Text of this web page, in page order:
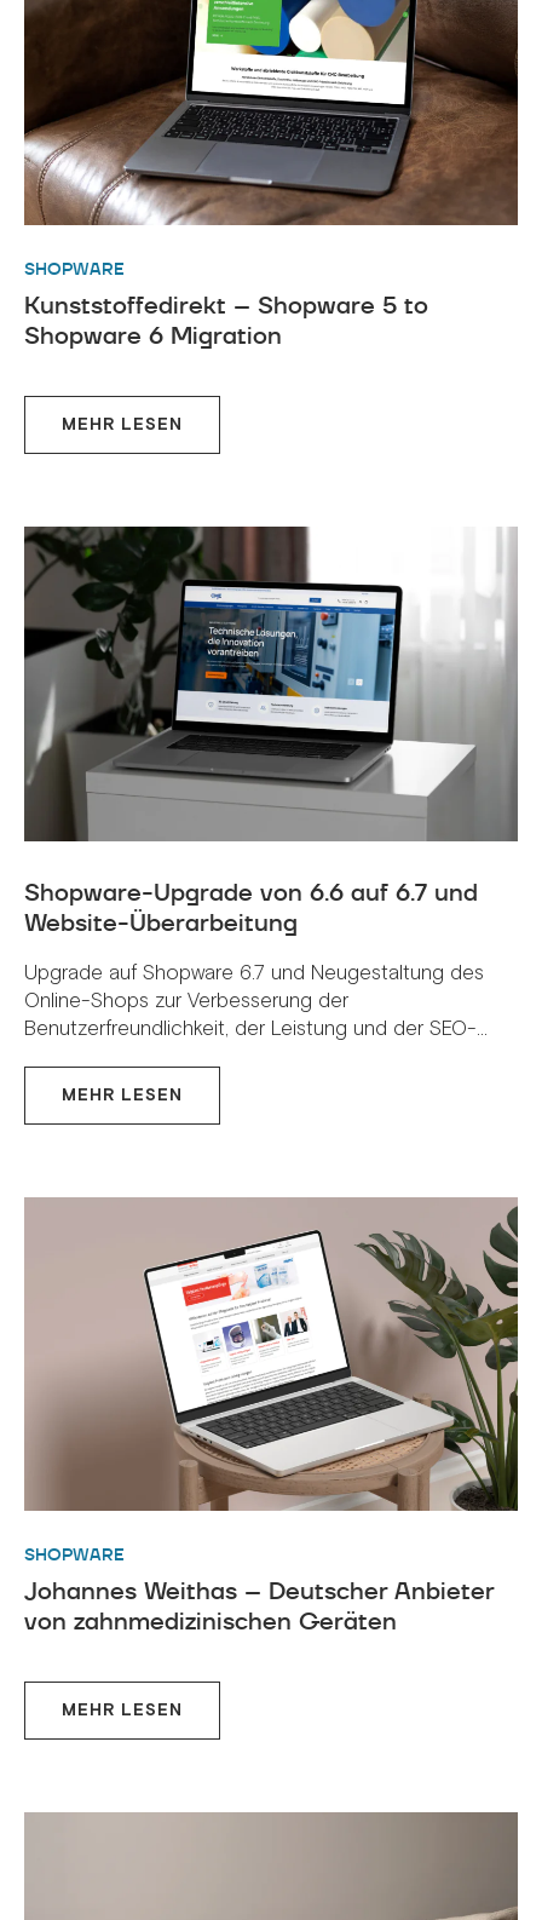
SHOPWARE
Kunststoffedirekt – Shopware 5 to
Shopware 6 Migration
MEHR LESEN
Shopware-Upgrade von 6.6 auf 6.7 und
Website-Überarbeitung
Upgrade auf Shopware 6.7 und Neugestaltung des
Online-Shops zur Verbesserung der
Benutzerfreundlichkeit, der Leistung und der SEO-...
MEHR LESEN
SHOPWARE
Johannes Weithas – Deutscher Anbieter
von zahnmedizinischen Geräten
MEHR LESEN